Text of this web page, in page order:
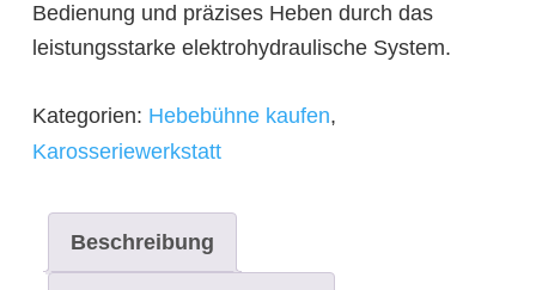
Bedienung und präzises Heben durch das
leistungsstarke elektrohydraulische System.
Kategorien: Hebebühne kaufen,
Karosseriewerkstatt
Beschreibung